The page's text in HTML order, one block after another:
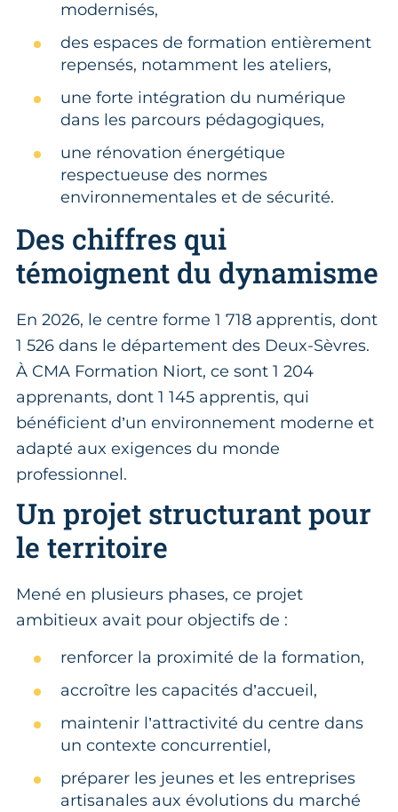
modernisés,
des espaces de formation entièrement
repensés, notamment les ateliers,
une forte intégration du numérique
dans les parcours pédagogiques,
une rénovation énergétique
respectueuse des normes
environnementales et de sécurité.
Des chiffres qui
témoignent du dynamisme
En 2026, le centre forme 1 718 apprentis, dont
1 526 dans le département des Deux-Sèvres.
À CMA Formation Niort, ce sont 1 204
apprenants, dont 1 145 apprentis, qui
bénéficient d’un environnement moderne et
adapté aux exigences du monde
professionnel.
Un projet structurant pour
le territoire
Mené en plusieurs phases, ce projet
ambitieux avait pour objectifs de :
renforcer la proximité de la formation,
accroître les capacités d’accueil,
maintenir l’attractivité du centre dans
un contexte concurrentiel,
préparer les jeunes et les entreprises
artisanales aux évolutions du marché